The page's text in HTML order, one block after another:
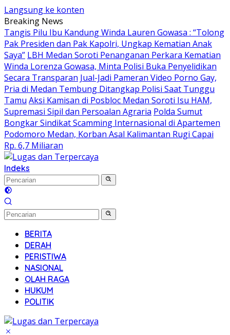
Langsung ke konten
Breaking News
Tangis Pilu Ibu Kandung Winda Lauren Gowasa : “Tolong
Pak Presiden dan Pak Kapolri, Ungkap Kematian Anak
Saya” ‎LBH Medan Soroti Penanganan Perkara Kematian
Winda Lorenza Gowasa, Minta Polisi Buka Penyelidikan
Secara Transparan Jual-Jadi Pameran Video Porno Gay,
Pria di Medan Tembung Ditangkap Polisi Saat Tunggu
Tamu Aksi Kamisan di Posbloc Medan Soroti Isu HAM,
Supremasi Sipil dan Persoalan Agraria Polda Sumut
Bongkar Sindikat Scamming Internasional di Apartemen
Podomoro Medan, Korban Asal Kalimantan Rugi Capai
Rp. 6,7 Miliaran
Indeks
BERITA
DERAH
PERISTIWA
NASIONAL
OLAH RAGA
HUKUM
POLITIK